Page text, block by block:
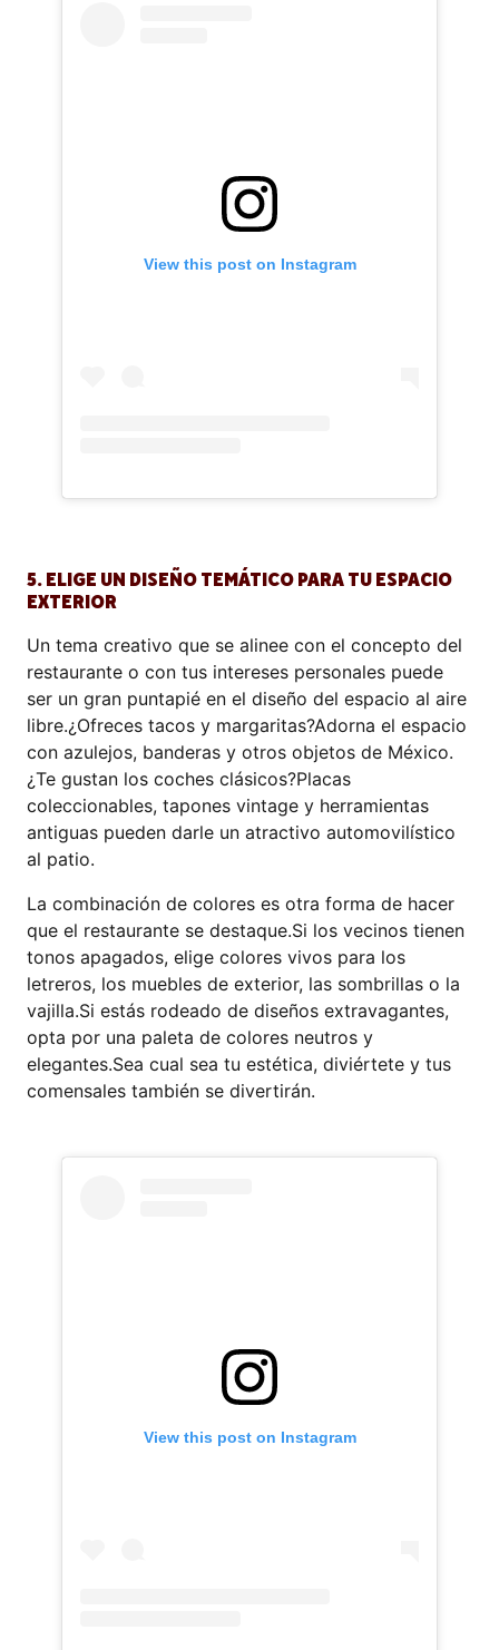
View this post on Instagram
5. ELIGE UN DISEÑO TEMÁTICO PARA TU ESPACIO
EXTERIOR
Un tema creativo que se alinee con el concepto del
restaurante o con tus intereses personales puede
ser un gran puntapié en el diseño del espacio al aire
libre.¿Ofreces tacos y margaritas?Adorna el espacio
con azulejos, banderas y otros objetos de México.
¿Te gustan los coches clásicos?Placas
coleccionables, tapones vintage y herramientas
antiguas pueden darle un atractivo automovilístico
al patio.
La combinación de colores es otra forma de hacer
que el restaurante se destaque.Si los vecinos tienen
tonos apagados, elige colores vivos para los
letreros, los muebles de exterior, las sombrillas o la
vajilla.Si estás rodeado de diseños extravagantes,
opta por una paleta de colores neutros y
elegantes.Sea cual sea tu estética, diviértete y tus
comensales también se divertirán.
View this post on Instagram